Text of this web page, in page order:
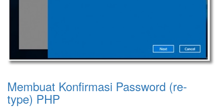
Membuat Konfirmasi Password (re-
type) PHP